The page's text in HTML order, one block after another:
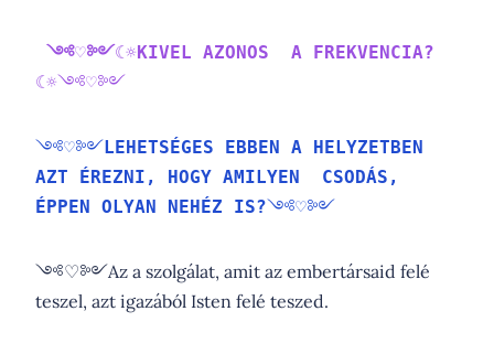
༺♡༻☾☼KIVEL AZONOS  A FREKVENCIA?
☾☼༺♡༻
༺♡༻ LEHETSÉGES EBBEN A HELYZETBEN
AZT ÉREZNI, HOGY AMILYEN  CSODÁS,
ÉPPEN OLYAN NEHÉZ IS?༺♡༻
༺♡༻Az a szolgálat, amit az embertársaid felé
teszel, azt igazából Isten felé teszed.